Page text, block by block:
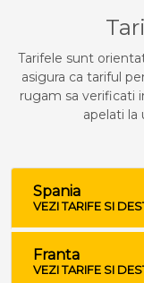
Tarifele sunt
asigura ca tariful
rugam sa verificati
apelati la
Spania
VEZI TARIFE SI
Franta
VEZI TARIFE SI